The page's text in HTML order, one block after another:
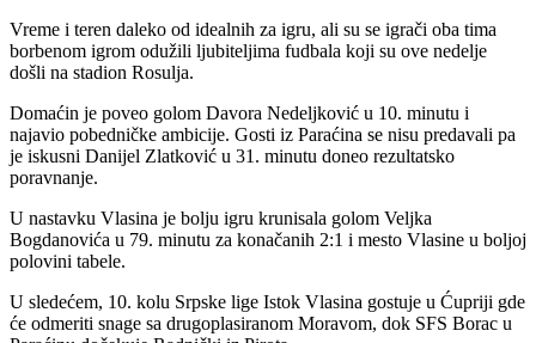
Vreme i teren daleko od idealnih za igru, ali su se igrači oba tima
borbenom igrom odužili ljubiteljima fudbala koji su ove nedelje
došli na stadion Rosulja.
Domaćin je poveo golom Davora Nedeljković u 10. minutu i
najavio pobedničke ambicije. Gosti iz Paraćina se nisu predavali pa
je iskusni Danijel Zlatković u 31. minutu doneo rezultatsko
poravnanje.
U nastavku Vlasina je bolju igru krunisala golom Veljka
Bogdanovića u 79. minutu za konačanih 2:1 i mesto Vlasine u boljoj
polovini tabele.
U sledećem, 10. kolu Srpske lige Istok Vlasina gostuje u Ćupriji gde
će odmeriti snage sa drugoplasiranom Moravom, dok SFS Borac u